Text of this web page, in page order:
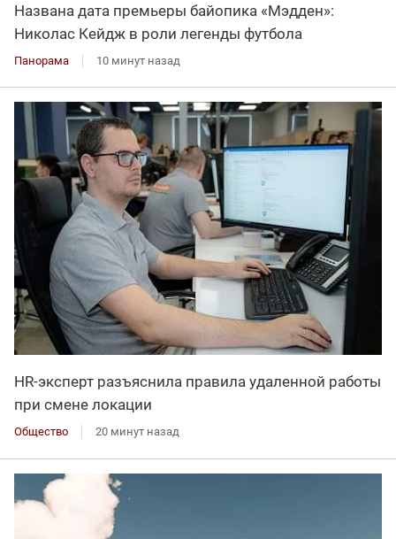
Названа дата премьеры байопика «Мэдден»:
Николас Кейдж в роли легенды футбола
Панорама 10 минут назад
HR-эксперт разъяснила правила удаленной работы
при смене локации
Общество 20 минут назад